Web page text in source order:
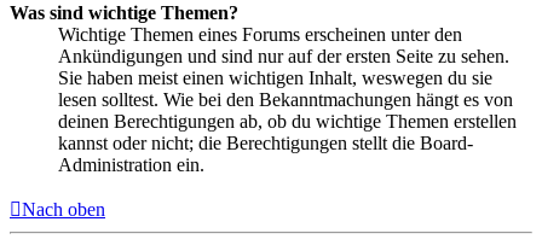
Was sind wichtige Themen?
Wichtige Themen eines Forums erscheinen unter den
Ankündigungen und sind nur auf der ersten Seite zu sehen.
Sie haben meist einen wichtigen Inhalt, weswegen du sie
lesen solltest. Wie bei den Bekanntmachungen hängt es von
deinen Berechtigungen ab, ob du wichtige Themen erstellen
kannst oder nicht; die Berechtigungen stellt die Board-
Administration ein.
Nach oben